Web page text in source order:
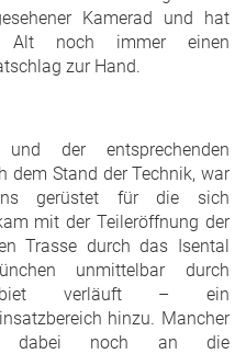
Kamerad und hat
noch immer einen
zur Hand.
der entsprechenden
dem Stand der Technik, war
gerüstet für die sich
mit der Teileröffnung der
Trasse durch das Isental
unmittelbar durch
verläuft – ein
hinzu. Mancher
dabei noch an die